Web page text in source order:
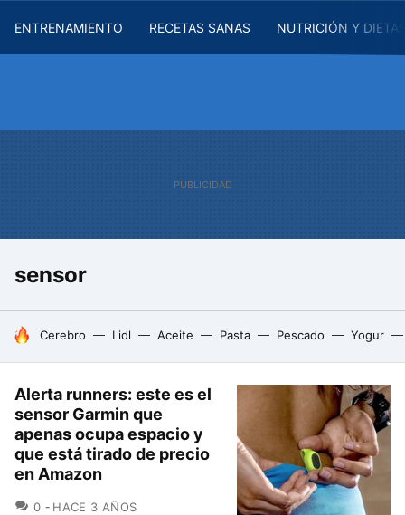
ENTRENAMIENTO RECETAS SANAS NUTRICIÓN Y
sensor
HOY SE HABLA DE
Cerebro Lidl Aceite Pasta Pescado Yogur
Alerta runners: este es el
sensor Garmin que
apenas ocupa espacio y
que está tirado de precio
en Amazon
0 COMENTARIOS
HACE 3 AÑOS